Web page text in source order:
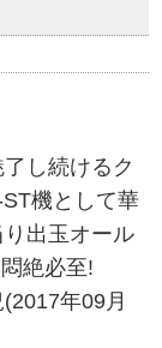
し続けるク
機として華
出玉オール
絶必至!
年09月